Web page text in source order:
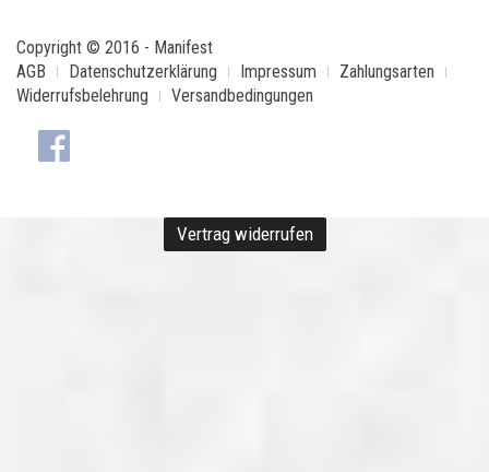
Copyright © 2016 - Manifest
AGB
Datenschutzerklärung Impressum
Zahlungsarten
Widerrufsbelehrung
Versandbedingungen
Vertrag widerrufen